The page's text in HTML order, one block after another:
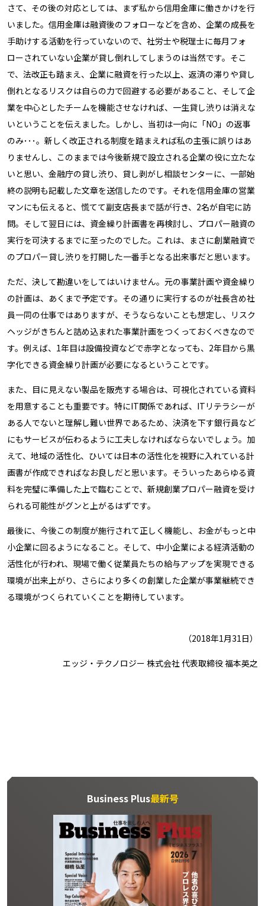
さて、その後の対応としては、まず私から信用金庫に働きかけを行
いました。信用金庫は融資後のフォローなどを含め、企業の成長を
手助けする活動を行っていないので、社労士や税理士に毎月フォ
ローされていない企業が貸し倒れしてしまうのは当然です。そこ
で、法改正も踏まえ、企業に融資を行った以上、返済の滞りや貸し
倒れとなるリスクは自らの力で回避する必要があること、そして企
業を中心としたチームを機能させなければ、一生貸し渋りは消えな
いということを伝えました。しかし、当初は一向に「NO」の返事
のみ･･･。新しく改正される制度を踏まえれば私の主張に誤りはあ
りませんし、このままでは今後新規で設立される企業の役に立たな
いと思い、金融庁の貸し渋り、貸し剥がし相談センターに、一部始
終の説明も記載した文章を送信したのです。それを信用金庫の営業
マンにも伝えると、慌てて副支店長まで話が行き、2名が自宅に訪
問。そして翌日には、資金繰り計画書を再検討し、プロパー融資の
実行を可決するまでに至ったのでした。これは、まさに創業融資で
のプロパー貸し渋りを打開した一番手となる出来事だと思います。
ただ、決して勘違いをしてはいけません。元の事業計画や資金繰り
の計画は、あくまで予定です。その通りに実行するのが社長含め社
員一同の仕事ではありますが、そうならないことも想定し、リスク
ヘッジがきちんと詰め込まれた事業計画をつくっておくべきなので
す。例えば、1年目は設備投資などで赤字となっても、2年目から黒
字化できる資金繰り計画が必要になるということです。
また、目に見えない製品を販売する場合は、可視化されている資料
を用意することも重要です。特にIT関係であれば、ITリテラシーが
ある人でないと理解し難い世界であるため、決済を下す銀行員など
にもサービスが伝わるように工夫しなければならないでしょう。加
えて、地域の活性化、ひいては日本の活性化を視野に入れている計
画書が作成できればなお良しだと思います。そういったあらゆる資
料を完璧に準備した上で臨むことで、新規創業プロパー融資を受け
られる可能性がグンと上がるはずです。
最後に、今後この制度が施行されて正しく機能し、お金がもっと中
小企業に回るようになること。そして、中小企業による経済活動の
活性化が行われ、現場で働く従業員たちの給与アップを実現できる
環境が出来上がり、さらにより多くの創業した企業が事業継続でき
る環境がつくられていくことを期待しています。
（2018年1月31日）
エッジ・テクノロジー 株式会社 代表取締役 福本英之
Business Plus最新号